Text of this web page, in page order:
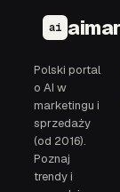
ai
Polski portal
o AI w
marketingu i
sprzedaży
(od 2016).
Poznaj
trendy i